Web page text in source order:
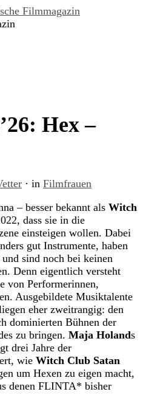
Hex –
· in Filmfrauen
– besser bekannt als Witch
dass sie in die
einsteigen wollen. Dabei
gut Instrumente, haben
sind noch bei keinen
Denn eigentlich versteht
von Performerinnen,
Ausgebildete Musiktalente
eher zweitrangig: den
dominierten Bühnen der
zu bringen. Maja Holands
drei Jahre der
wie Witch Club Satan
um Hexen zu eigen macht,
denen FLINTA* bisher